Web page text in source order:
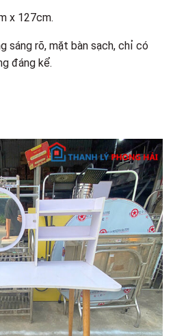
x 127cm.
sáng rõ, mặt bàn sạch, chỉ có
đáng kể.